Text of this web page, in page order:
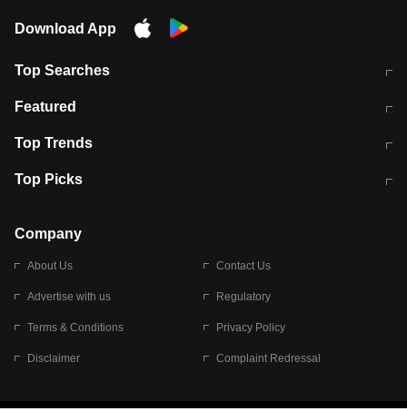
Download App
Top Searches
भरत तिवारी कथित एनकाउंटर मामले में बड़ी
Featured
स्पेन में प्रवासियों का सैलाब! मोरक्को से
Top Trends
RBI का नया नियम: अब बैंकों को अपनी सभी
Top Picks
बारिश की चेतावनी
Company
About Us Contact Us
Advertise with us Regulatory
Terms & Conditions Privacy Policy
Disclaimer Complaint Redressal